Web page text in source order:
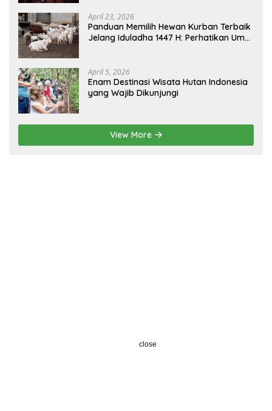
April 23, 2026
Panduan Memilih Hewan Kurban Terbaik
Jelang Iduladha 1447 H: Perhatikan Umur
April 5, 2026
Enam Destinasi Wisata Hutan Indonesia
yang Wajib Dikunjungi
View More
close